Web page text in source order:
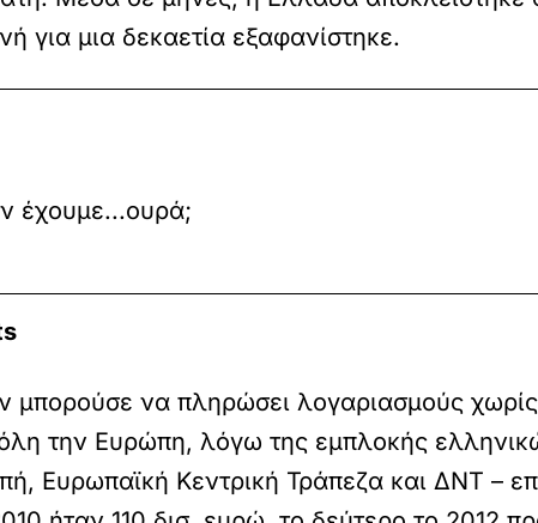
για μια δεκαετία εξαφανίστηκε.
έχουμε...ουρά;
μπορούσε να πληρώσει λογαριασμούς
την Ευρώπη, λόγω της εμπλοκής
Ευρωπαϊκή Κεντρική Τράπεζα και ΔΝΤ –